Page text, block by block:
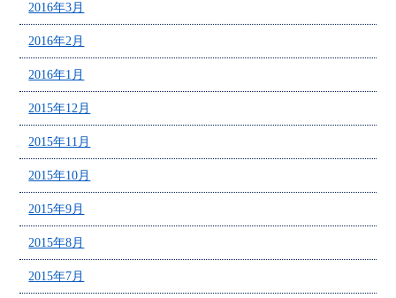
2016年3月
2016年2月
2016年1月
2015年12月
2015年11月
2015年10月
2015年9月
2015年8月
2015年7月